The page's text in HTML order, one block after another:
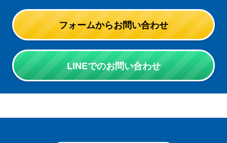
フォームからお問い合わせ
LINEでのお問い合わせ